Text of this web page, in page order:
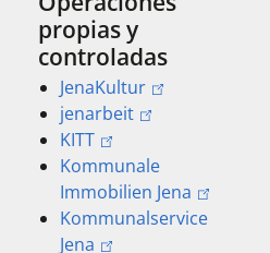
propias y
controladas
JenaKultur
jenarbeit
KITT
Kommunale
Immobilien Jena
Kommunalservice
Jena